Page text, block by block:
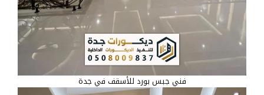
فني جبس بورد للأسقف في جدة